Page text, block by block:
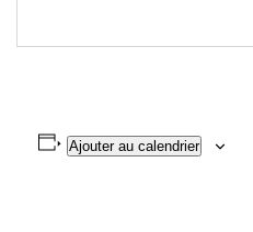
Ajouter au calendrier